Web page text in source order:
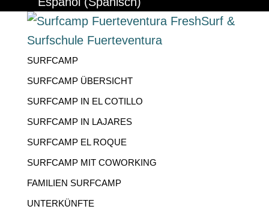
SURFCAMP
SURFCAMP ÜBERSICHT
SURFCAMP IN EL COTILLO
SURFCAMP IN LAJARES
SURFCAMP EL ROQUE
SURFCAMP MIT COWORKING
FAMILIEN SURFCAMP
UNTERKÜNFTE